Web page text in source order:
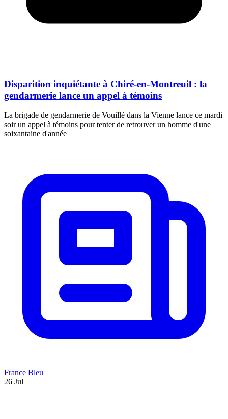
Disparition inquiétante à Chiré-en-Montreuil : la
gendarmerie lance un appel à témoins
La brigade de gendarmerie de Vouillé dans la Vienne lance ce mardi
soir un appel à témoins pour tenter de retrouver un homme d'une
soixantaine d'année
France Bleu
26 Jul